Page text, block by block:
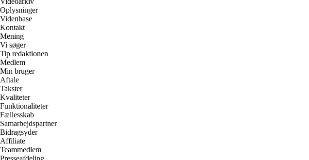
Oplysninger
Videnbase
Kontakt
Mening
Vi søger
Tip redaktionen
Medlem
Min bruger
Aftale
Takster
Kvaliteter
Funktionaliteter
Fællesskab
Samarbejdspartner
Bidragsyder
Affiliate
Teammedlem
Presseafdeling